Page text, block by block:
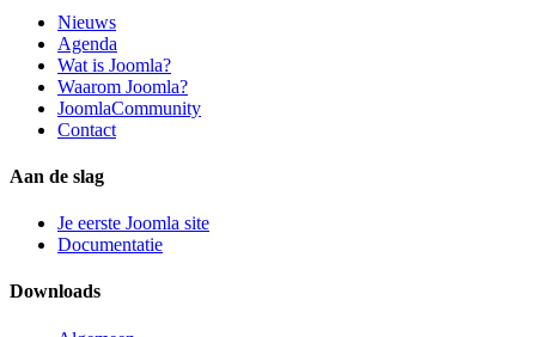
Nieuws
Agenda
Wat is Joomla?
Waarom Joomla?
JoomlaCommunity
Contact
Aan de slag
Je eerste Joomla site
Documentatie
Downloads